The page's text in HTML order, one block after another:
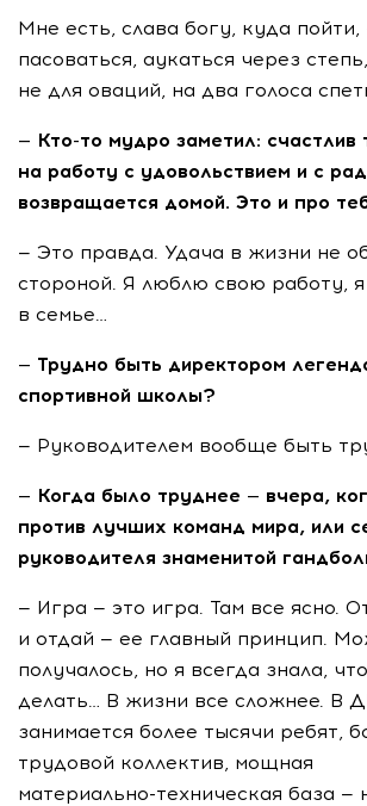
Мне есть, слава богу, куда пойти,
пасоваться, аукаться через
не для оваций, на два голоса
— Кто-то мудро заметил: счастлив
на работу с удовольствием и с
возвращается домой. Это и про
— Это правда. Удача в жизни не
стороной. Я люблю свою работу, я
в семье…
— Трудно быть директором
спортивной школы?
— Руководителем вообще быть
— Когда было труднее — вчера,
против лучших команд мира, или
руководителя знаменитой
— Игра — это игра. Там все ясно.
и отдай — ее главный принцип.
получалось, но я всегда знала,
делать… В жизни все сложнее. В
занимается более тысячи ребят,
трудовой коллектив, мощная
материально-техническая база —